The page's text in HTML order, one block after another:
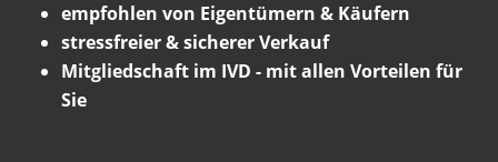
empfohlen von Eigentümern & Käufern
stressfreier & sicherer Verkauf
Mitgliedschaft im IVD - mit allen Vorteilen für
Sie